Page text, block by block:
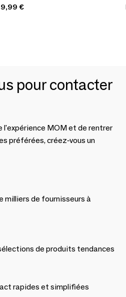
€
pour contacter
l'expérience MOM et de rentrer
préférées, créez-vous un
milliers de fournisseurs à
de produits tendances
rapides et simplifiées